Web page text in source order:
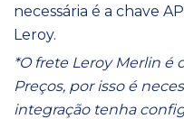
necessária é a chave
Leroy.
*O frete Leroy Merlin é
Preços, por isso é
integração tenha